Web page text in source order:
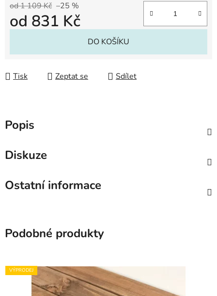
od 1 109 Kč –25 %
od 831 Kč
DO KOŠÍKU
Tisk Zeptat se Sdílet
Popis
Diskuze
Ostatní informace
Podobné produkty
VÝPRODEJ